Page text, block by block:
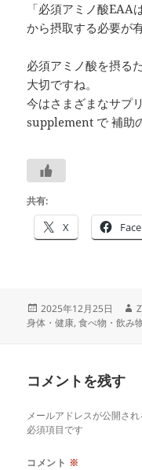
「必須アミノ酸
から摂取する必要が
必須アミノ酸を摂る
大切ですね。
今はさまざまなサプ
supplement で 補助
共有:
X
投
稿
2025年12月25日
身体・健康,食べ物・飲み
コメントを残す
メールアドレスが公開され
必須項目です
コメント ※